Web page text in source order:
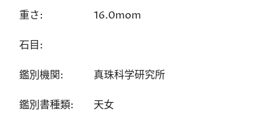
重さ: 16.0mom
石目:
鑑別機関: 真珠科学研究所
鑑別書種類: 天女